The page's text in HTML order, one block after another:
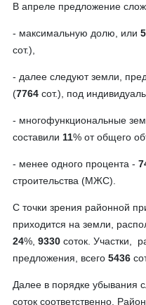
В апреле предложение
- максимальную долю, или
сот.),
- далее следуют земли,
(7764 сот.), под
- многофункциональные
составили 11% от общего
- менее одного процента -
строительства (МЖС).
С точки зрения районной
приходится на земли,
24%,9330 соток. Участки,
предложения, всего5436
Далее в порядке убывания
соток соответственно.